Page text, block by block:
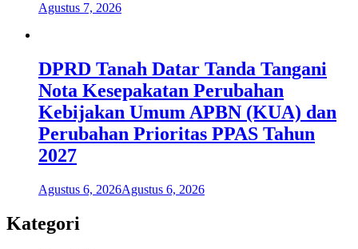
Agustus 7, 2026
DPRD Tanah Datar Tanda Tangani
Nota Kesepakatan Perubahan
Kebijakan Umum APBN (KUA) dan
Perubahan Prioritas PPAS Tahun
2027
Agustus 6, 2026Agustus 6, 2026
Kategori